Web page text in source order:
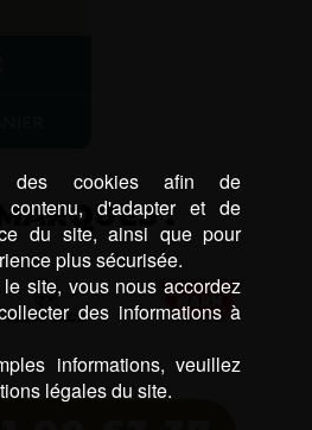
:
des cookies afin de
contenu, d'adapter et de
du site, ainsi que pour
plus sécurisée.
site, vous nous accordez
des informations à
informations, veuillez
légales du site.